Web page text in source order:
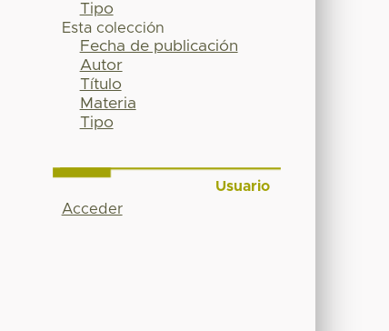
Tipo
Esta colección
Fecha de publicación
Autor
Título
Materia
Tipo
Usuario
Acceder